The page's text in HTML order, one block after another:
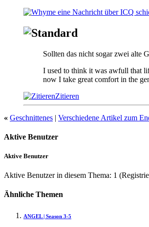
Sollten das nicht sogar zwei alte
I used to think it was awfull that
now I take great comfort in the
Zitieren
« Geschnittenes | Verschiedene Artikel zum
Aktive Benutzer
Aktive Benutzer
Aktive Benutzer in diesem Thema: 1
Ähnliche Themen
ANGEL | Season 3-5